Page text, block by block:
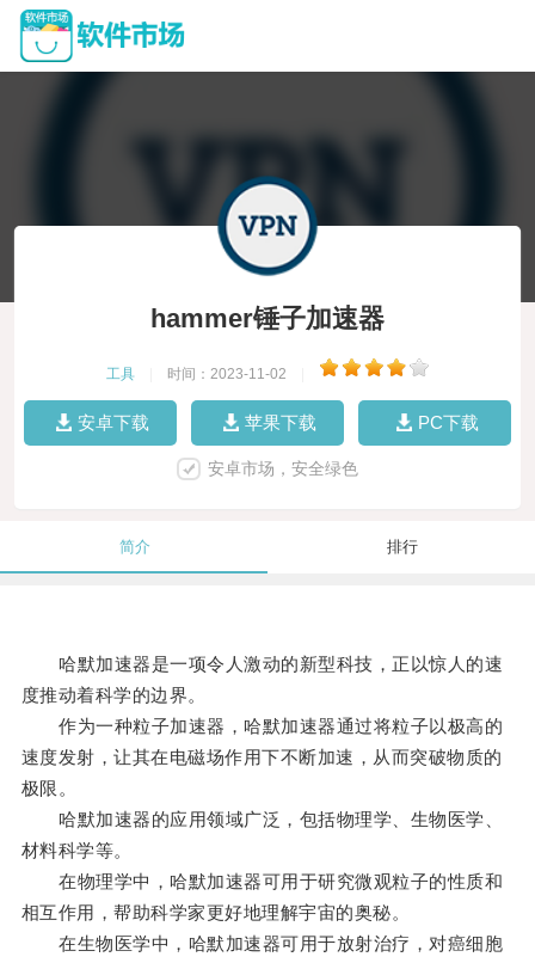
hammer锤子加速器
工具 时间：2023-11-02
安卓下载 苹果下载 PC下载
安卓市场，安全绿色
简介 排行
哈默加速器是一项令人激动的新型科技，正以惊人的速
度推动着科学的边界。
作为一种粒子加速器，哈默加速器通过将粒子以极高的
速度发射，让其在电磁场作用下不断加速，从而突破物质的
极限。
哈默加速器的应用领域广泛，包括物理学、生物医学、
材料科学等。
在物理学中，哈默加速器可用于研究微观粒子的性质和
相互作用，帮助科学家更好地理解宇宙的奥秘。
在生物医学中，哈默加速器可用于放射治疗，对癌细胞